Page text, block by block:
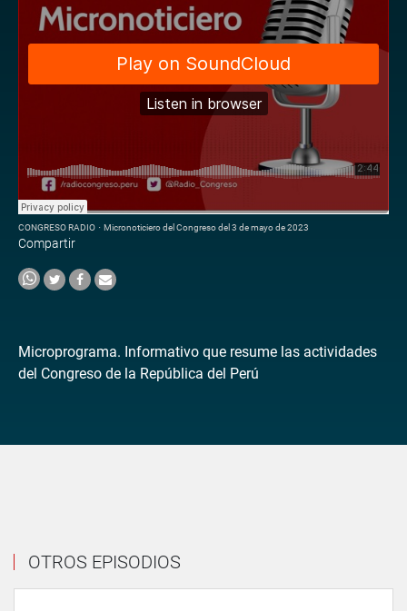
CONGRESO RADIO · Micronoticiero del Congreso del 3 de mayo de 2023
Compartir
Microprograma. Informativo que resume las actividades
del Congreso de la República del Perú
OTROS EPISODIOS